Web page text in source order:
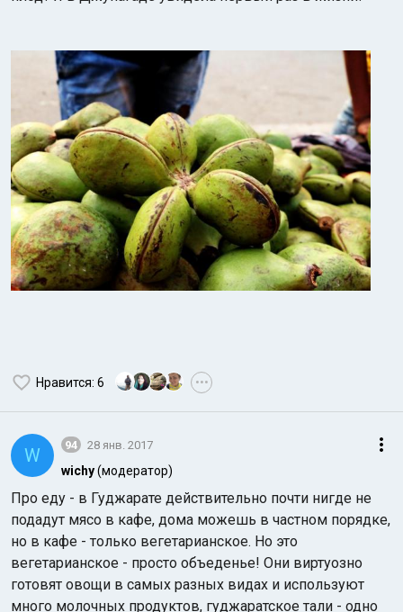
Нравится: 6 •••
W 94 28 янв. 2017
wichy(модератор)
Про еду - в Гуджарате действительно почти нигде не
подадут мясо в кафе, дома можешь в частном порядке,
но в кафе - только вегетарианское. Но это
вегетарианское - просто объеденье! Они виртуозно
готовят овощи в самых разных видах и используют
много молочных продуктов, гуджаратское тали - одно